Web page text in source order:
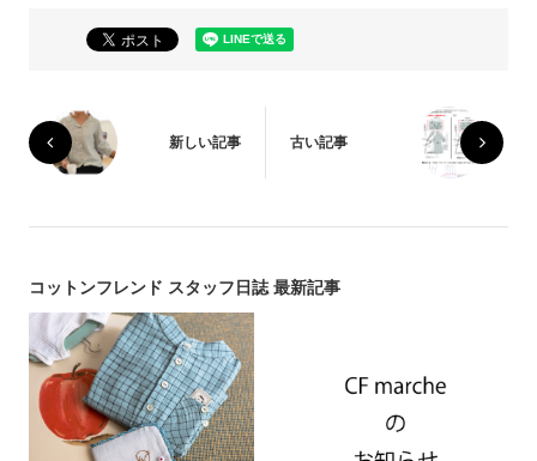
新しい記事 古い記事
コットンフレンド スタッフ日誌 最新記事